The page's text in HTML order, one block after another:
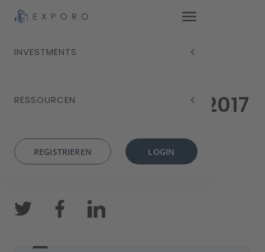
INVESTMENTS
RESSOURCEN
REGISTRIEREN LOGIN
Anlegerbefragung 2017